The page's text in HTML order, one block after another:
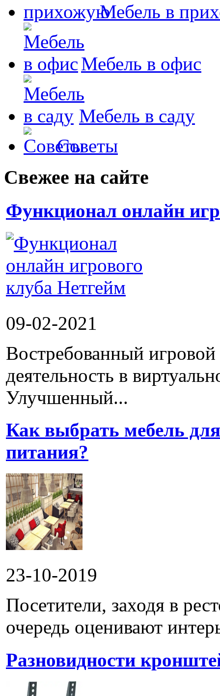
Мебель в
Мебель в офис
Мебель в саду
Советы
Свежее на сайте
Функционал онлайн
09-02-2021
Востребованный
деятельность в
Улучшенный...
Как выбрать мебель
питания?
23-10-2019
Посетители, заходя в
очередь оценивают
Разновидности